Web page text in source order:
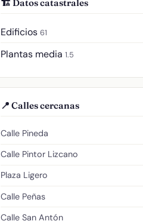
🏗️ Datos catastrales
Edificios 61
Plantas media 1.5
📍 Calles cercanas
Calle Pineda
Calle Pintor Lizcano
Plaza Ligero
Calle Peñas
Calle San Antón